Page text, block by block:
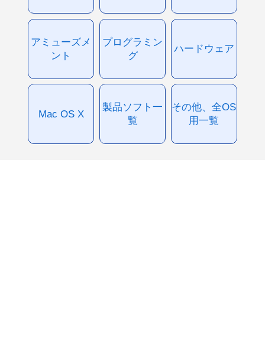
アミューズメ
ント
プログラミン
グ
ハードウェア
Mac OS X
製品ソフト一
覧
その他、全OS
用一覧